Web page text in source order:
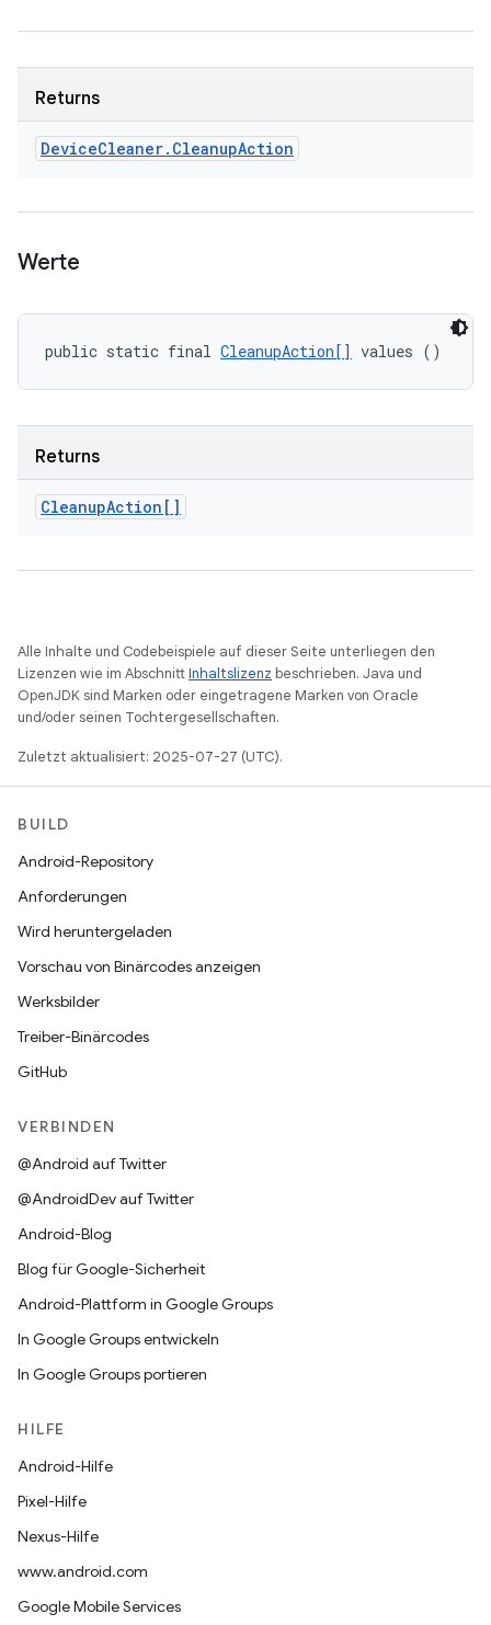
Returns
DeviceCleaner. CleanupAction
Werte
public static final CleanupAction[] values ()
Returns
CleanupAction[]
Alle Inhalte und Codebeispiele auf dieser Seite unterliegen den
Lizenzen wie im AbschnittInhaltslizenz beschrieben. Java und
OpenJDK sind Marken oder eingetragene Marken von Oracle
und/oder seinen Tochtergesellschaften.
Zuletzt aktualisiert: 2025-07-27 (UTC).
BUILD
Android-Repository
Anforderungen
Wird heruntergeladen
Vorschau von Binärcodes anzeigen
Werksbilder
Treiber-Binärcodes
GitHub
VERBINDEN
@Android auf Twitter
@AndroidDev auf Twitter
Android-Blog
Blog für Google-Sicherheit
Android-Plattform in Google Groups
In Google Groups entwickeln
In Google Groups portieren
HILFE
Android-Hilfe
Pixel-Hilfe
Nexus-Hilfe
www.android.com
Google Mobile Services